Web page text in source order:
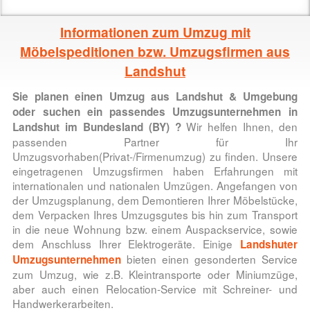
Informationen zum Umzug mit
Möbelspeditionen bzw. Umzugsfirmen aus
Landshut
Sie planen einen Umzug aus Landshut & Umgebung
oder suchen ein passendes Umzugsunternehmen in
Landshut im Bundesland (BY) ?Wir helfen Ihnen, den
passenden Partner für Ihr
Umzugsvorhaben(Privat-/Firmenumzug) zu finden. Unsere
eingetragenen Umzugsfirmen haben Erfahrungen mit
internationalen und nationalen Umzügen. Angefangen von
der Umzugsplanung, dem Demontieren Ihrer Möbelstücke,
dem Verpacken Ihres Umzugsgutes bis hin zum Transport
in die neue Wohnung bzw. einem Auspackservice, sowie
dem Anschluss Ihrer Elektrogeräte. Einige Landshuter
Umzugsunternehmen bieten einen gesonderten Service
zum Umzug, wie z.B. Kleintransporte oder Miniumzüge,
aber auch einen Relocation-Service mit Schreiner- und
Handwerkerarbeiten.